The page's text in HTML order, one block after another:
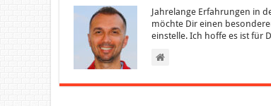
Jahrelange Erfahrungen in
möchte Dir einen
einstelle. Ich hoffe es ist für